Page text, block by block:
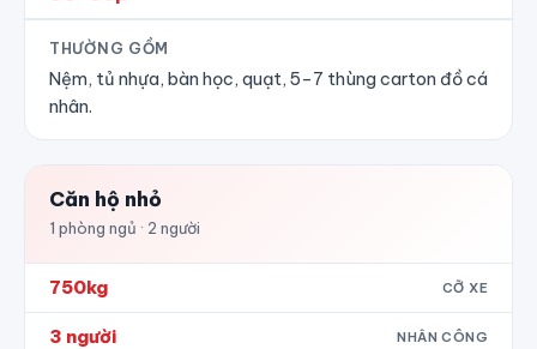
THƯỜNG GỒM
Nệm, tủ nhựa, bàn học, quạt, 5–7 thùng carton đồ cá
nhân.
Căn hộ nhỏ
1 phòng ngủ · 2 người
750kg CỠ XE
3 người NHÂN CÔNG